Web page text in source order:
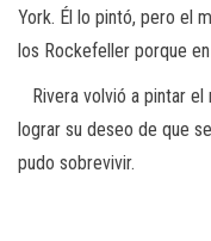
York. Él lo pintó, pero el
los Rockefeller porque
Rivera volvió a pintar el
lograr su deseo de que
pudo sobrevivir.